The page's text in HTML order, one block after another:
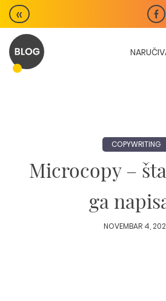
Skip
to
content
«
COPYWRITING
Microcopy –
ga
NOVEMBAR 4,